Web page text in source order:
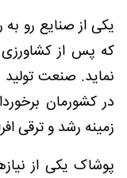
یکی از صنایع رو
که پس از کشاورزی
نماید. صنعت
در کشورمان
زمینه رشد و ترقی
پوشاک یکی از